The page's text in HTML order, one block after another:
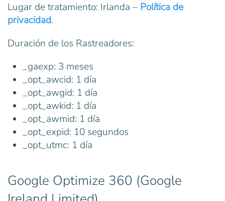
Lugar de tratamiento: Irlanda – Política de
privacidad.
Duración de los Rastreadores:
_gaexp: 3 meses
_opt_awcid: 1 día
_opt_awgid: 1 día
_opt_awkid: 1 día
_opt_awmid: 1 día
_opt_expid: 10 segundos
_opt_utmc: 1 día
Google Optimize 360 (Google